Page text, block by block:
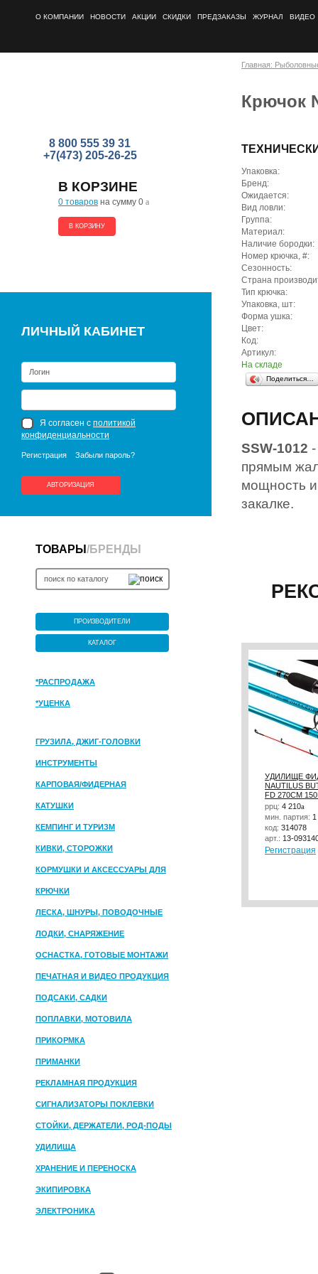
О КОМПАНИИ НОВОСТИ АКЦИИ СКИДКИ ПРЕДЗАКАЗЫ ЖУРНАЛ ВИДЕО
8 800 555 39 31
+7(473) 205-26-25
В КОРЗИНЕ
0 товаров на сумму 0 a
В КОРЗИНУ
ЛИЧНЫЙ КАБИНЕТ
Я согласен с политикой
конфиденциальности
Регистрация Забыли пароль?
АВТОРИЗАЦИЯ
ТОВАРЫ /БРЕНДЫ
ПРОИЗВОДИТЕЛИ
КАТАЛОГ
*РАСПРОДАЖА
*УЦЕНКА
ГРУЗИЛА, ДЖИГ-ГОЛОВКИ
ИНСТРУМЕНТЫ
КАРПОВАЯ/ФИДЕРНАЯ
КАТУШКИ
КЕМПИНГ И ТУРИЗМ
КИВКИ, СТОРОЖКИ
КОРМУШКИ И АКСЕССУАРЫ ДЛЯ
ПРИКОРМКИ
КРЮЧКИ
ЛЕСКА, ШНУРЫ, ПОВОДОЧНЫЕ
МАТЕРИАЛЫ
ЛОДКИ, СНАРЯЖЕНИЕ
ОСНАСТКА, ГОТОВЫЕ МОНТАЖИ
ПЕЧАТНАЯ И ВИДЕО ПРОДУКЦИЯ
ПОДСАКИ, САДКИ
ПОПЛАВКИ, МОТОВИЛА
ПРИКОРМКА
ПРИМАНКИ
РЕКЛАМНАЯ ПРОДУКЦИЯ
СИГНАЛИЗАТОРЫ ПОКЛЕВКИ
СТОЙКИ, ДЕРЖАТЕЛИ, РОД-ПОДЫ
УДИЛИЩА
ХРАНЕНИЕ И ПЕРЕНОСКА
ЭКИПИРОВКА
ЭЛЕКТРОНИКА
Главная:
Крючок
Упаковка:
Бренд:
Ожидается:
Вид ловли:
Группа:
Материал:
Наличие бородки:
Номер крючка, #:
Сезонность:
Страна
Тип крючка:
Упаковка, шт:
Форма ушка:
Цвет:
Код:
Артикул:
На складе
Поделиться…
SSW-1012
прямым
мощность и
закалке.
УДИЛИЩЕ
NAUTILUS
FD 270СМ
ррц: 4 210a
мин. партия: 1
код: 314078
арт.: 13-
Регистрация